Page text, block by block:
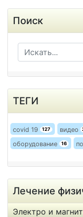
Поиск
ТЕГИ
covid 19 127 видео
оборудование 16
Лечение
Электро и